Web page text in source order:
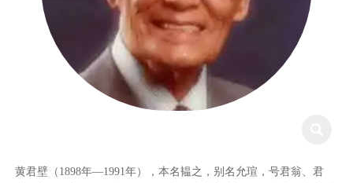
黄君壁（1898年—1991年），本名韫之，别名允瑄，号君翁、君